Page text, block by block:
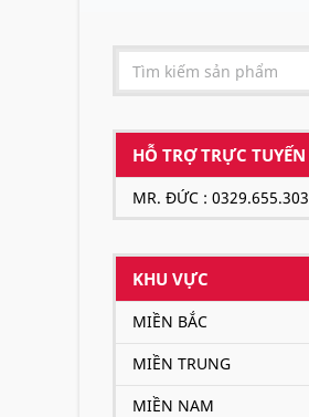
HỖ TRỢ TRỰC TUYẾN
MR. ĐỨC : 0329.655.303
KHU VỰC
MIỀN BẮC
MIỀN TRUNG
MIỀN NAM